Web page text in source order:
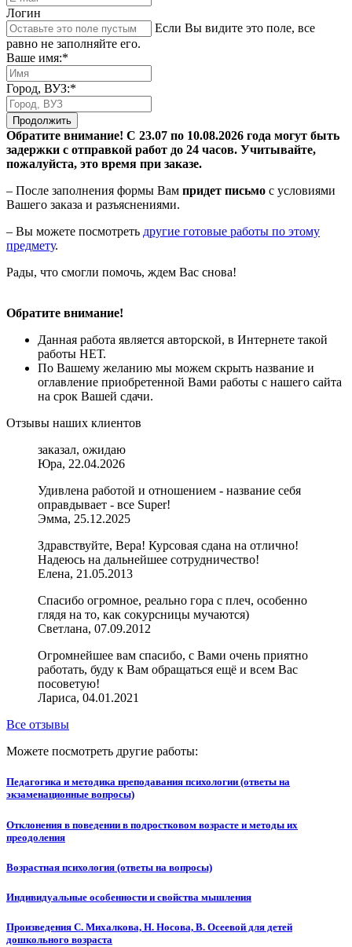
Логин
Если Вы видите это поле, все
равно не заполняйте его.
Ваше имя:*
Город, ВУЗ:*
Продолжить
Обратите внимание! С 23.07 по 10.08.2026 года могут быть
задержки с отправкой работ до 24 часов. Учитывайте,
пожалуйста, это время при заказе.
– После заполнения формы Вам придет письмо с условиями
Вашего заказа и разъяснениями.
– Вы можете посмотреть другие готовые работы по этому
предмету.
Рады, что смогли помочь, ждем Вас снова!
Обратите внимание!
Данная работа является авторской, в Интернете такой
работы НЕТ.
По Вашему желанию мы можем скрыть название и
оглавление приобретенной Вами работы с нашего сайта
на срок Вашей сдачи.
Отзывы наших клиентов
заказал, ожидаю
Юра, 22.04.2026
Удивлена работой и отношением - название себя
оправдывает - все Super!
Эмма, 25.12.2025
Здравствуйте, Вера! Курсовая сдана на отлично!
Надеюсь на дальнейшее сотрудничество!
Елена, 21.05.2013
Спасибо огромное, реально гора с плеч, особенно
глядя на то, как сокурсницы мучаются)
Светлана, 07.09.2012
Огромнейшее вам спасибо, с Вами очень приятно
работать, буду к Вам обращаться ещё и всем Вас
посоветую!
Лариса, 04.01.2021
Все отзывы
Можете посмотреть другие работы:
Педагогика и методика преподавания психологии (ответы на
экзаменационные вопросы)
Отклонения в поведении в подростковом возрасте и методы их
преодоления
Возрастная психология (ответы на вопросы)
Индивидуальные особенности и свойства мышления
Произведения С. Михалкова, Н. Носова, В. Осеевой для детей
дошкольного возраста